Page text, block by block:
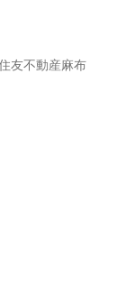
友不動産麻布